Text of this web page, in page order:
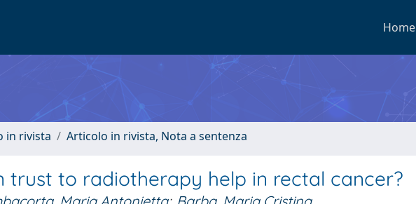
Home
in rivista Articolo in rivista, Nota a sentenza
trust to radiotherapy help in rectal cancer?